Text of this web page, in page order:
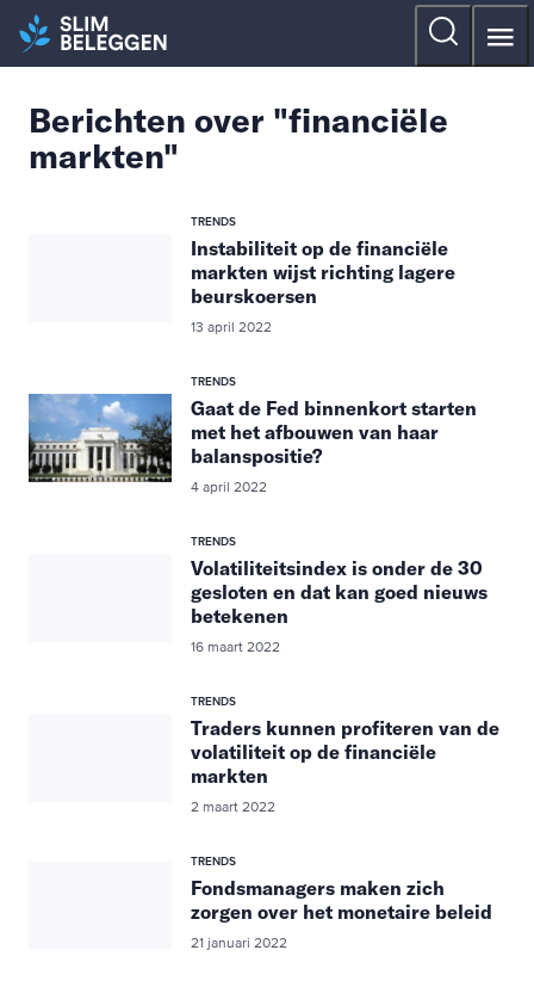
Berichten over "financiële
markten"
TRENDS
Instabiliteit op de financiële
markten wijst richting lagere
beurskoersen
13 april 2022
TRENDS
Gaat de Fed binnenkort starten
met het afbouwen van haar
balanspositie?
4 april 2022
TRENDS
Volatiliteitsindex is onder de 30
gesloten en dat kan goed nieuws
betekenen
16 maart 2022
TRENDS
Traders kunnen profiteren van de
volatiliteit op de financiële
markten
2 maart 2022
TRENDS
Fondsmanagers maken zich
zorgen over het monetaire beleid
21 januari 2022